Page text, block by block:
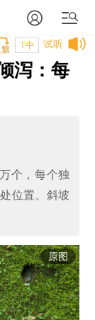
试听
T中
泻：每
个，每个独
位置、斜坡
原图